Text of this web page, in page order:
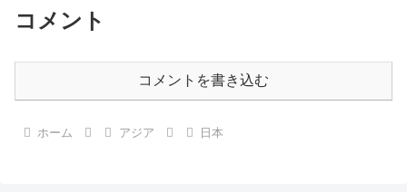
コメント
コメントを書き込む
ホーム アジア 日本